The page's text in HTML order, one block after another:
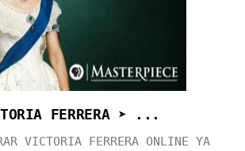
FERRERA ➤ ...
VICTORIA FERRERA ONLINE YA